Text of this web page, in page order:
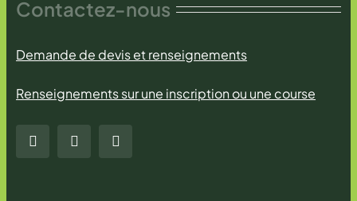
Contactez-nous
Demande de devis et renseignements
Renseignements sur une inscription ou une course